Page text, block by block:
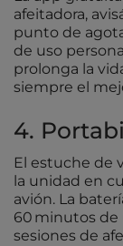
afeitadora,
punto de
de uso
prolonga la
siempre el
4.
El estuche de
la unidad en
avión. La
60 minutos de
sesiones de